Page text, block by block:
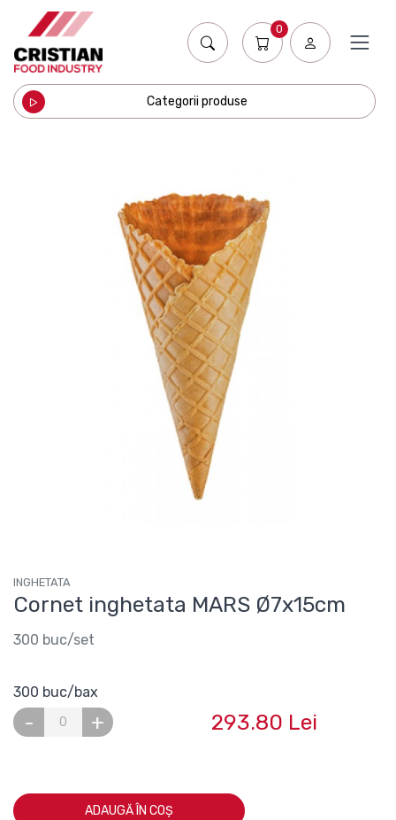
0
Categorii produse
INGHETATA
Cornet inghetata MARS Ø7x15cm
300 buc/set
300 buc/bax
- + 293.80 Lei
ADAUGĂ ÎN COȘ